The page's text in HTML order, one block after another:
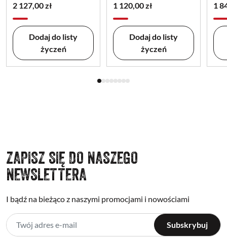
2 127,00 zł
Dodaj do listy
życzeń
1 120,00 zł
Dodaj do listy
życzeń
1
ZAPISZ SIĘ DO NASZEGO
NEWSLETTERA
I bądź na bieżąco z naszymi promocjami i nowościami